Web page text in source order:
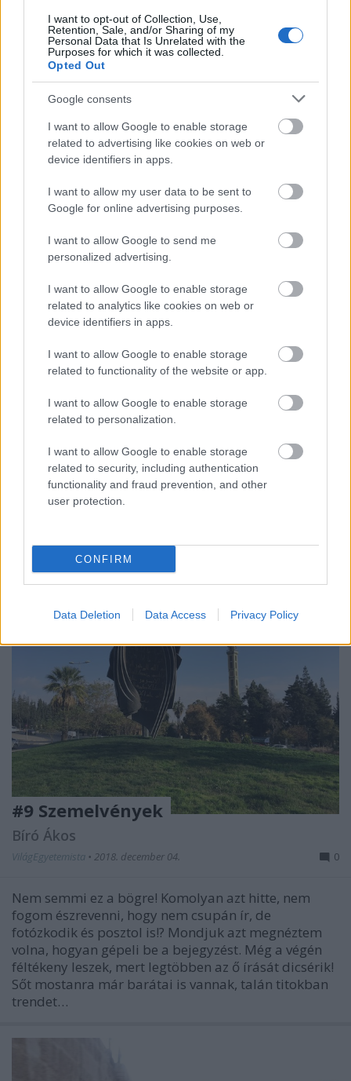
I want to opt-out of Collection, Use,
Retention, Sale, and/or Sharing of my
Personal Data that Is Unrelated with the
Purposes for which it was collected.
Opted Out
Google consents
I want to allow Google to enable storage
related to advertising like cookies on web or
device identifiers in apps.
I want to allow my user data to be sent to
Google for online advertising purposes.
I want to allow Google to send me
personalized advertising.
I want to allow Google to enable storage
related to analytics like cookies on web or
device identifiers in apps.
I want to allow Google to enable storage
related to functionality of the website or app.
I want to allow Google to enable storage
related to personalization.
I want to allow Google to enable storage
related to security, including authentication
functionality and fraud prevention, and other
user protection.
CONFIRM
Data Deletion Data Access Privacy Policy
befolyásolja, ellenben az alvásidőmet nagyon is,
amihez már…
#10 Mikulás, étkezések és egy kis
hazai
Bíró Ákos
nem csak örömet, de csokit is hozott! December 5-én
este szóltam a gyerkőcöknek, hogy láttam
settenkedni a híres jótevőt, szerintem pucolják ki a
cipőiket, de nem nagyon akaródzott nekik, mondták,
#9 Szemelvények
Bíró Ákos
VilágEgyetemista • 2018. december 04. 0
Nem semmi ez a bögre! Komolyan azt hitte, nem
fogom észrevenni, hogy nem csupán ír, de
fotózkodik és posztol is!? Mondjuk azt megnéztem
volna, hogyan gépeli be a bejegyzést. Még a végén
féltékeny leszek, mert legtöbben az ő írását dicsérik!
Sőt mostanra már barátai is vannak, talán titokban
trendet…